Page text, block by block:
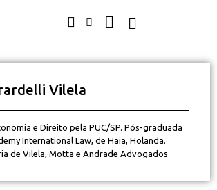
Vilela
e Direito pela PUC/SP. Pós-graduada
International Law, de Haia, Holanda.
de Vilela, Motta e Andrade Advogados